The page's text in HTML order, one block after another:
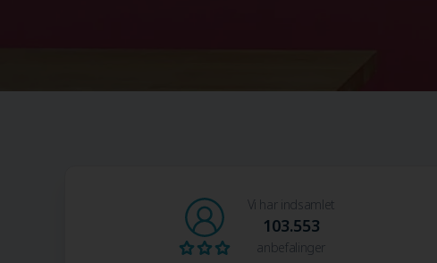
Vi har indsamlet
103.553
anbefalinger